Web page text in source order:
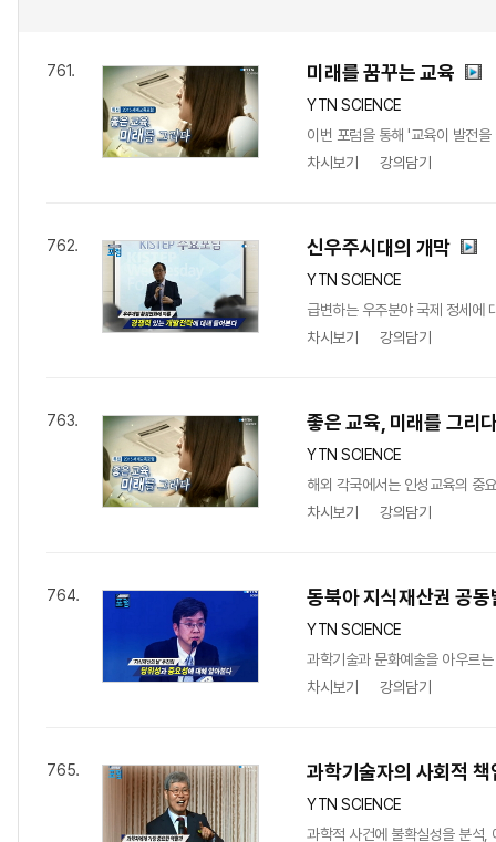
761. 미래를 꿈꾸는 교육
YTN SCIENCE
이번 포럼을 통해 '교육이 발전
차시보기
강의담기
762. 신우주시대의 개막
YTN SCIENCE
급변하는 우주분야 국제 정세에
차시보기
강의담기
763. 좋은 교육, 미래를 그리
YTN SCIENCE
해외 각국에서는 인성교육의 중
차시보기
강의담기
764. 동북아 지식재산권 공동
YTN SCIENCE
과학기술과 문화예술을 아우르
차시보기
강의담기
765. 과학기술자의 사회적 책
YTN SCIENCE
과학적 사건에 불확실성을 분석,